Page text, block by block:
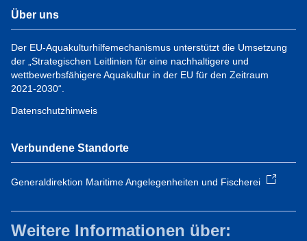
Über uns
Der EU-Aquakulturhilfemechanismus unterstützt die Umsetzung
der „Strategischen Leitlinien für eine nachhaltigere und
wettbewerbsfähigere Aquakultur in der EU für den Zeitraum
2021-2030“.
Datenschutzhinweis
Verbundene Standorte
Generaldirektion Maritime Angelegenheiten und Fischerei
Weitere Informationen über: